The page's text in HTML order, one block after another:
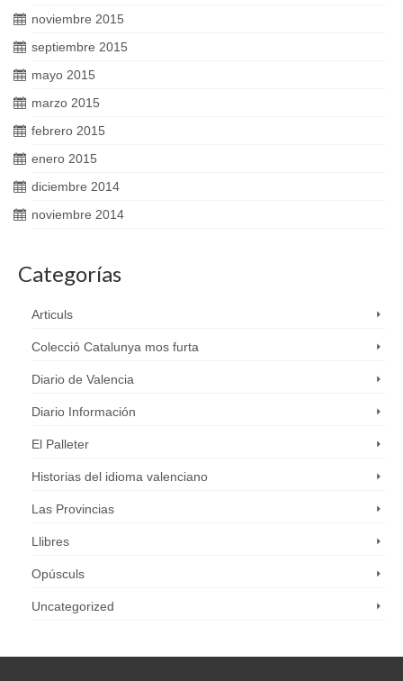
noviembre 2015
septiembre 2015
mayo 2015
marzo 2015
febrero 2015
enero 2015
diciembre 2014
noviembre 2014
Categorías
Articuls
Colecció Catalunya mos furta
Diario de Valencia
Diario Información
El Palleter
Historias del idioma valenciano
Las Provincias
Llibres
Opúsculs
Uncategorized